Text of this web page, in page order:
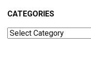
CATEGORIES
Categories